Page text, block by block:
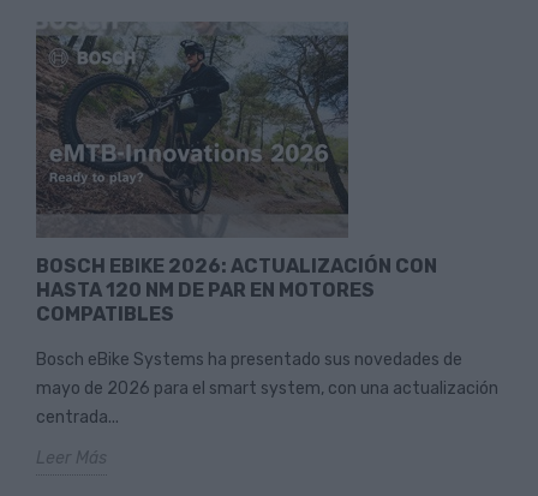
BOSCH EBIKE 2026: ACTUALIZACIÓN CON
HASTA 120 NM DE PAR EN MOTORES
COMPATIBLES
Bosch eBike Systems ha presentado sus novedades de
mayo de 2026 para el smart system, con una actualización
centrada...
Leer Más